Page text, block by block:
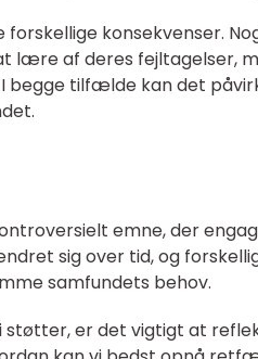
forskellige konsekvenser.
lære af deres fejltagelser,
begge tilfælde kan det
emne, der
sig over tid, og
samfundets behov.
støtter, er det vigtigt at